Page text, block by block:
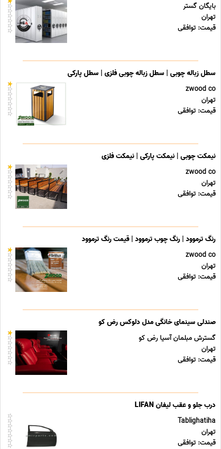
بایگان گستر
تهران
قیمت: توافقی
سطل زباله چوبی | سطل زباله چوبی فلزی | سطل پارکی
zwood co
تهران
قیمت: توافقی
نیمکت چوبی | نیمکت پارکی | نیمکت فلزی
zwood co
تهران
قیمت: توافقی
رنگ ترموود | رنگ چوب ترموود | قیمت رنگ ترموود
zwood co
تهران
قیمت: توافقی
صندلی سینمای خانگی مدل دلوکس رض کو
گسترش مبلمان آسیا رض کو
تهران
قیمت: توافقی
درب جلو و عقب لیفان LIFAN
Tablighatiha
تهران
قیمت: توافقی